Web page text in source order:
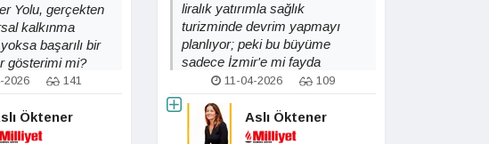
Yolu, gerçekten
kalkınma
başarılı bir
gösterimi mi?
141
Öktener
liralık yatırımla sağlık
turizminde devrim yapmayı
planlıyor; peki bu büyüme
sadece İzmir'e mi fayda
sağlayacak?
11-04-2026 109
Aslı Öktener